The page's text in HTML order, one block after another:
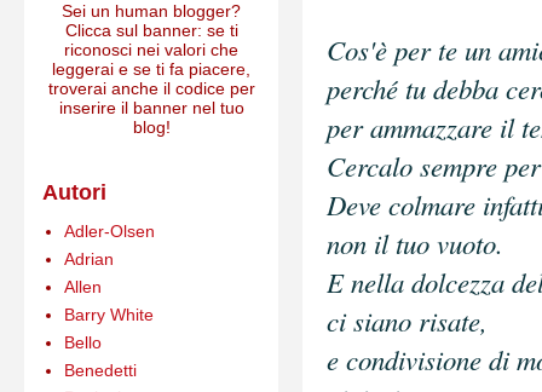
Cos'è per te un
perché tu debba
per ammazzare il
Cercalo sempre
Deve colmare
non il tuo vuoto.
E nella dolcezza
ci siano risate,
e condivisione di
Sei un human blogger?
Clicca sul banner: se ti
riconosci nei valori che
leggerai e se ti fa piacere,
troverai anche il codice per
inserire il banner nel tuo
blog!
Autori
Adler-Olsen
Adrian
Allen
Barry White
Bello
Benedetti